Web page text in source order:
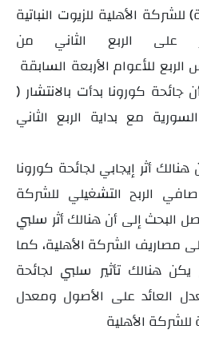
الأهلية للزيوت النباتية
على الربع الثاني من
) على اعتبار أن جائحة كورونا بدأت بالانتشار
مع بداية الربع الثاني
أثر إيجابي لجائحة كورونا
الربح التشغيلي للشركة
البحث إلى أن هنالك أثر سلبي
مصاريف الشركة الأهلية، كما
هنالك تأثير سلبي لجائحة
العائد على الأصول ومعدل